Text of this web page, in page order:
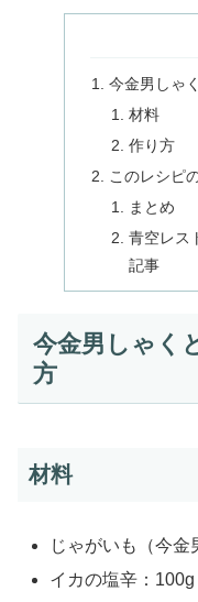
今金男しゃ
材料
作り方
このレシピ
まとめ
青空レス
記事
今金男しゃく
方
材料
じゃがいも（今金
イカの塩辛：100g